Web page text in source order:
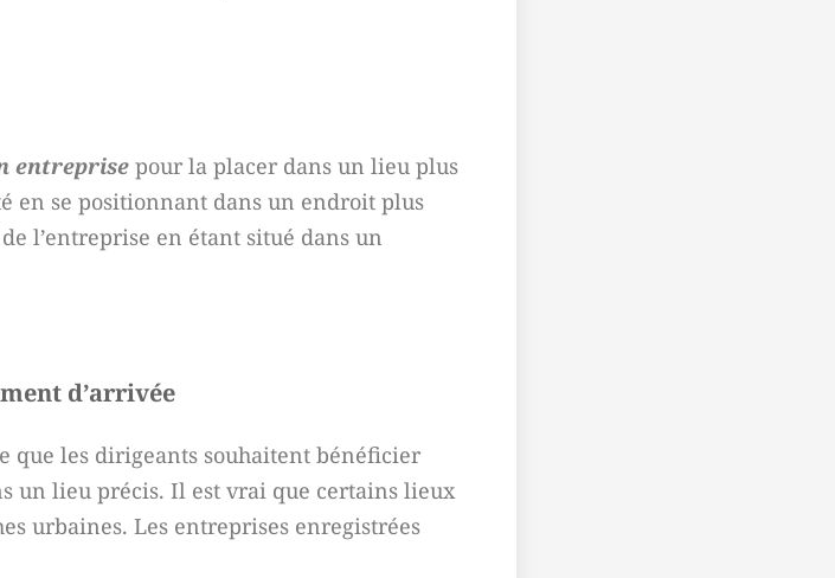
entreprise pour la placer dans un lieu plus
en se positionnant dans un endroit plus
l’entreprise en étant situé dans un
d’arrivée
que les dirigeants souhaitent bénéficier
un lieu précis. Il est vrai que certains lieux
urbaines. Les entreprises enregistrées